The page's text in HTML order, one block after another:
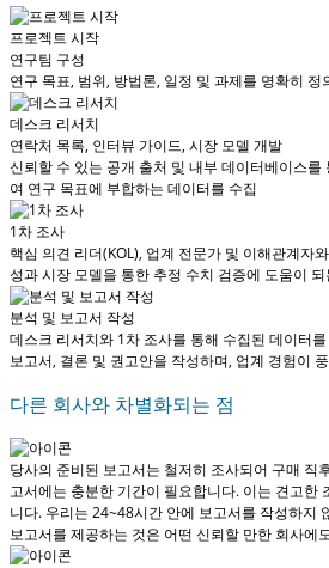
프로젝트 시작
연구팀 구성
연구 목표, 범위, 방법론, 일정 및 과제를 명확히 정
데스크 리서치
연락처 목록, 인터뷰 가이드, 시장 모델 개발
신뢰할 수 있는 공개 출처 및 내부 데이터베이스
여 연구 목표에 부합하는 데이터를 수집
1차 조사
핵심 의견 리더(KOL), 업계 전문가 및 이해관계자
성과 시장 모델을 통한 추정 수치 검증에 도움이
분석 및 보고서 작성
데스크 리서치와 1차 조사를 통해 수집된 데이터
보고서, 결론 및 권고안을 작성하며, 업계 경험이
다른 회사와 차별화되는 점
당사의 준비된 보고서는 철저히 조사되어 구매 직
고서에는 충분한 기간이 필요합니다. 이는 견고한
니다. 우리는 24~48시간 안에 보고서를 작성하지
보고서를 제공하는 것은 어떤 신뢰할 만한 회사에